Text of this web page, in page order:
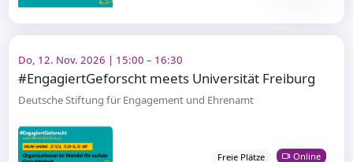
Do, 12. Nov. 2026 | 15:00 – 16:30
#EngagiertGeforscht meets Universität Freiburg
Deutsche Stiftung für Engagement und Ehrenamt
Freie Plätze Online